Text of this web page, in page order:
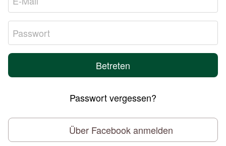
Betreten
Passwort vergessen?
Über Facebook anmelden